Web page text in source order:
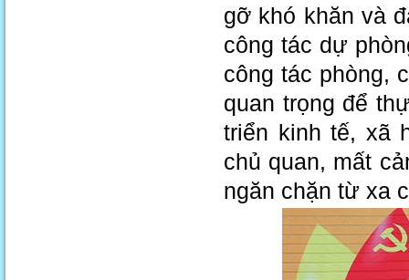
gỡ khó khăn và
công tác dự
công tác phòng,
quan trọng để
triển kinh tế, xã
chủ quan, mất
ngăn chặn từ xa